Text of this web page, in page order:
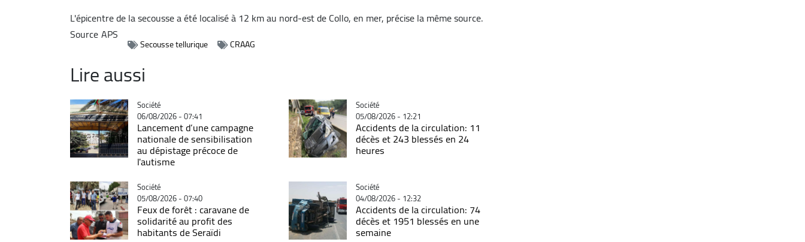
L'épicentre de la secousse a été localisé à 12 km au nord-est de Collo, en mer, précise la même source.
SourceAPS
Secousse tellurique CRAAG
Lire aussi
Catégorie
Société
06/08/2026 - 07:41
Lancement d’une campagne
nationale de sensibilisation
au dépistage précoce de
l'autisme
Catégorie
Société
05/08/2026 - 12:21
Accidents de la circulation: 11
décès et 243 blessés en 24
heures
Catégorie
Société
05/08/2026 - 07:40
Feux de forêt : caravane de
solidarité au profit des
habitants de Seraïdi
Catégorie
Société
04/08/2026 - 12:32
Accidents de la circulation: 74
décès et 1951 blessés en une
semaine